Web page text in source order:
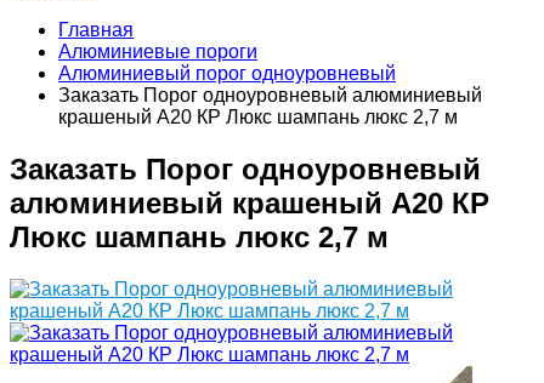
Главная
Алюминиевые пороги
Алюминиевый порог одноуровневый
Заказать Порог одноуровневый алюминиевый
крашеный А20 КР Люкс шампань люкс 2,7 м
Заказать Порог одноуровневый
алюминиевый крашеный А20 КР
Люкс шампань люкс 2,7 м